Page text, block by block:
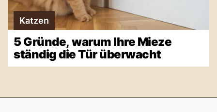
Katzen
5 Gründe, warum Ihre Mieze
ständig die Tür überwacht